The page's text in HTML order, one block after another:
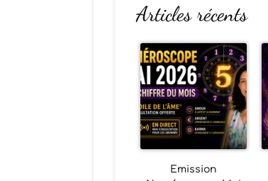
Articles récents
Emission